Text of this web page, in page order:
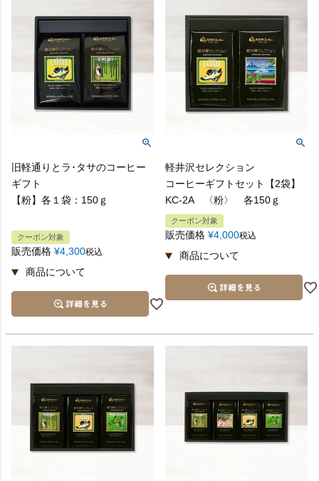
旧軽通りとラ･タサのコーヒー
ギフト
【粉】各１袋：150ｇ
クーポン対象
販売価格 ¥4,300税込
軽井沢セレクション
コーヒーギフトセット【2袋】
KC-2A 〈粉〉 各150ｇ
クーポン対象
販売価格 ¥4,000税込